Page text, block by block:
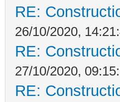
RE:
26/10/2020,
RE:
27/10/2020,
RE: